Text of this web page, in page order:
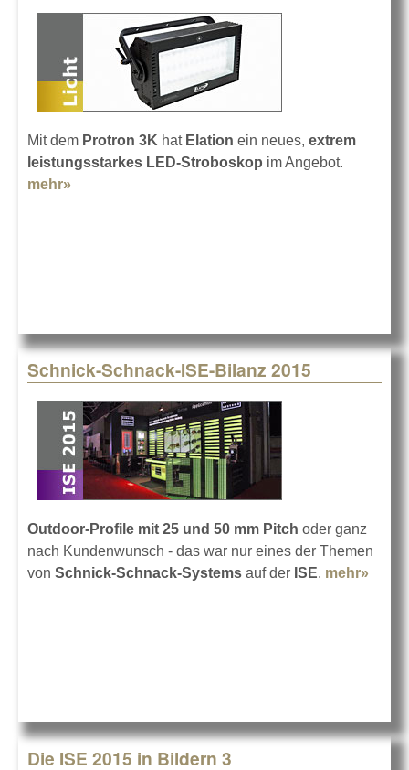
Mit dem Protron 3K hat Elation ein neues, extrem
leistungsstarkes LED-Stroboskop im Angebot.
mehr»
Schnick-Schnack-ISE-Bilanz 2015
Outdoor-Profile mit 25 und 50 mm Pitch oder ganz
nach Kundenwunsch - das war nur eines der Themen
von Schnick-Schnack-Systems auf der ISE. mehr»
Die ISE 2015 in Bildern 3